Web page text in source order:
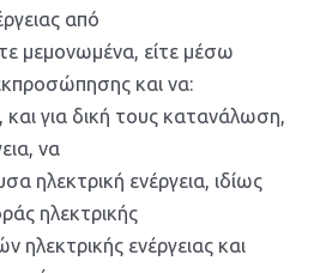
από
μεμονωμένα, είτε μέσω
και να:
και για δική τους κατανάλωση,
να
ηλεκτρική ενέργεια, ιδίως
ηλεκτρικής
ηλεκτρικής ενέργειας και